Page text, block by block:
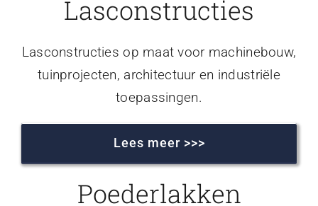
Lasconstructies
Lasconstructies op maat voor machinebouw,
tuinprojecten, architectuur en industriële
toepassingen.
Lees meer >>>
Poederlakken